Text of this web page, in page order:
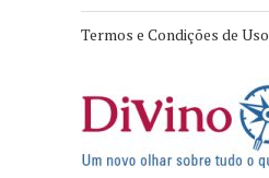
Termos e Condições de Uso